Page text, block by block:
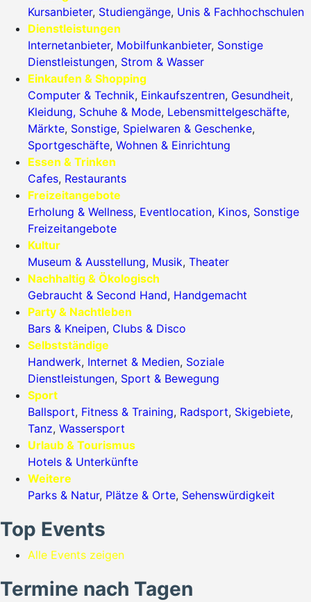
Kursanbieter, Studiengänge, Unis & Fachhochschulen
Dienstleistungen
Internetanbieter, Mobilfunkanbieter, Sonstige
Dienstleistungen, Strom & Wasser
Einkaufen & Shopping
Computer & Technik, Einkaufszentren, Gesundheit,
Kleidung, Schuhe & Mode, Lebensmittelgeschäfte,
Märkte, Sonstige, Spielwaren & Geschenke,
Sportgeschäfte, Wohnen & Einrichtung
Essen & Trinken
Cafes, Restaurants
Freizeitangebote
Erholung & Wellness, Eventlocation, Kinos, Sonstige
Freizeitangebote
Kultur
Museum & Ausstellung, Musik, Theater
Nachhaltig & Ökologisch
Gebraucht & Second Hand, Handgemacht
Party & Nachtleben
Bars & Kneipen, Clubs & Disco
Selbstständige
Handwerk, Internet & Medien, Soziale
Dienstleistungen, Sport & Bewegung
Sport
Ballsport, Fitness & Training, Radsport, Skigebiete,
Tanz, Wassersport
Urlaub & Tourismus
Hotels & Unterkünfte
Weitere
Parks & Natur, Plätze & Orte, Sehenswürdigkeit
Top Events
Alle Events zeigen
Termine nach Tagen